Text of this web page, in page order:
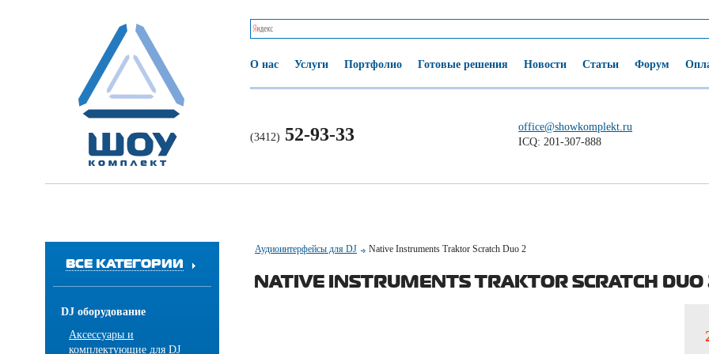
О нас Услуги Портфолио Готовые решения Новости Статьи Форум
(3412) 52-93-33
office@showkomplekt.ru
ICQ: 201-307-888
ВСЕ КАТЕГОРИИ
DJ оборудование
Аксессуары и
комплектующие для DJ
Аудиоинтерфейсы для DJ Native Instruments Traktor Scratch Duo 2
NATIVE INSTRUMENTS TRAKTOR SCRATCH DUO